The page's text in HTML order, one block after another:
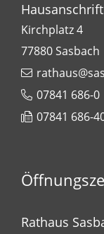
Hausanschrift
Kirchplatz 4
77880Sasbach
07841 686-0
07841 686-
Rathaus